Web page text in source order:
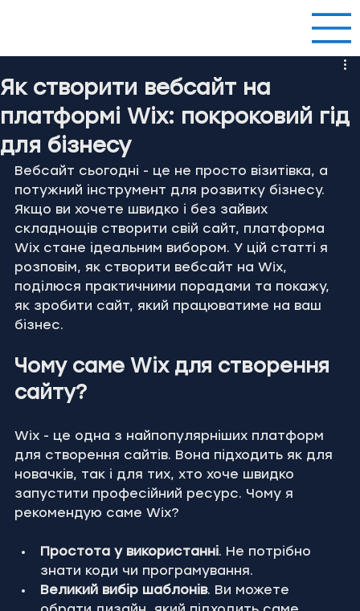
Як створити вебсайт на
платформі Wix: покроковий гід
для бізнесу
Вебсайт сьогодні - це не просто візитівка, а
потужний інструмент для розвитку бізнесу.
Якщо ви хочете швидко і без зайвих
складнощів створити свій сайт, платформа
Wix стане ідеальним вибором. У цій статті я
розповім, як створити вебсайт на Wix,
поділюся практичними порадами та покажу,
як зробити сайт, який працюватиме на ваш
бізнес.
Чому саме Wix для створення
сайту?
Wix - це одна з найпопулярніших платформ
для створення сайтів. Вона підходить як для
новачків, так і для тих, хто хоче швидко
запустити професійний ресурс. Чому я
рекомендую саме Wix?
Простота у використанні. Не потрібно
знати коди чи програмування.
Великий вибір шаблонів. Ви можете